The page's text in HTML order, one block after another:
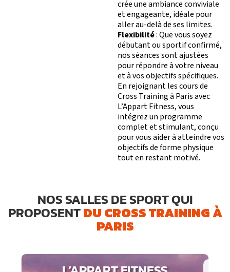
crée une ambiance conviviale
et engageante, idéale pour
aller au-delà de ses limites.
Flexibilité: Que vous soyez
débutant ou sportif confirmé,
nos séances sont ajustées
pour répondre à votre niveau
et à vos objectifs spécifiques.
En rejoignant les cours de
Cross Training à Paris avec
L’Appart Fitness, vous
intégrez un programme
complet et stimulant, conçu
pour vous aider à atteindre vos
objectifs de forme physique
tout en restant motivé.
NOS SALLES DE SPORT QUI
PROPOSENT DU CROSS TRAINING À
PARIS